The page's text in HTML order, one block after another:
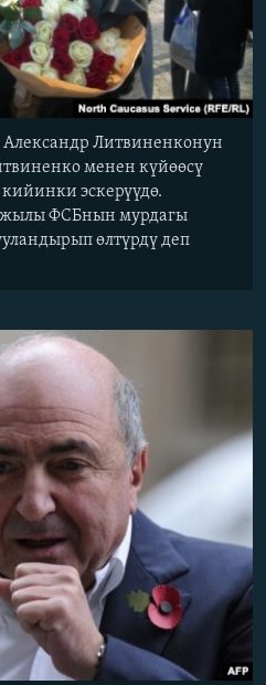
Александр Литвиненконун
менен күйөөсү
эскерүүдө.
жылы ФСБнын мурдагы
өлтүрдү деп